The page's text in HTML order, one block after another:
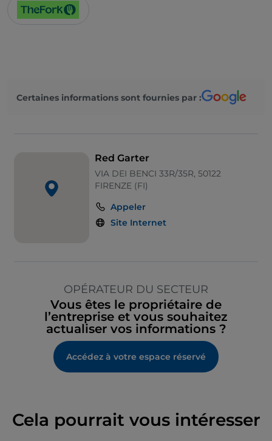
Dîner spectacle
Certaines informations sont fournies par :
Red Garter
VIA DEI BENCI 33R/35R, 50122
FIRENZE (FI)
Appeler
Site Internet
OPÉRATEUR DU SECTEUR
Vous êtes le propriétaire de
l’entreprise et vous souhaitez
actualiser vos informations ?
Accédez à votre espace réservé
Cela pourrait vous intéresser